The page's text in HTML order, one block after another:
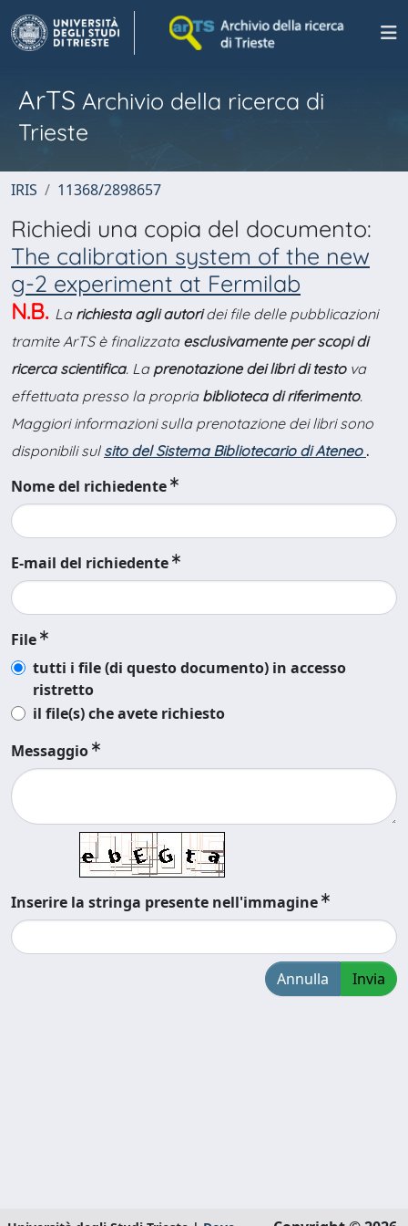
ArTS Archivio della ricerca di
Trieste
IRIS 11368/2898657
Richiedi una copia del documento:
The calibration system of the new
g-2 experiment at Fermilab
N.B. La richiesta agli autoridei file delle pubblicazioni
tramite ArTS è finalizzata esclusivamente per scopi di
ricerca scientifica. La prenotazione dei libri di testova
effettuata presso la propria biblioteca di riferimento.
Maggiori informazioni sulla prenotazione dei libri sono
disponibili sul sito del Sistema Bibliotecario di Ateneo .
Nome del richiedente
E-mail del richiedente
File
tutti i file (di questo documento) in accesso
ristretto
il file(s) che avete richiesto
Messaggio
Inserire la stringa presente nell'immagine
Annulla Invia